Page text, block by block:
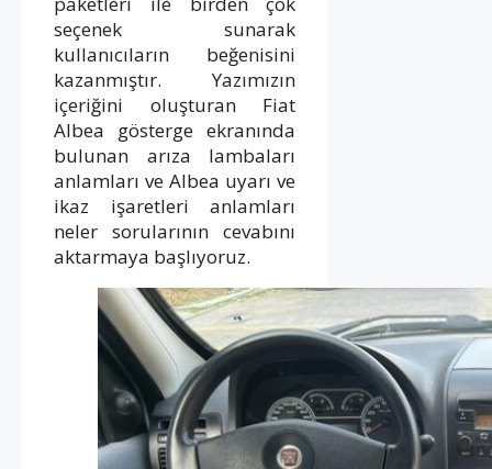
seçenek sunarak
kullanıcıların beğenisini
kazanmıştır. Yazımızın
içeriğini oluşturan Fiat
Albea gösterge ekranında
bulunan arıza lambaları
anlamları ve Albea uyarı ve
ikaz işaretleri anlamları
neler sorularının cevabını
aktarmaya başlıyoruz.